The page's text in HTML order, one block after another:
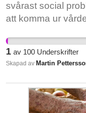
svårast social
att komma ur
och missbruk. Det
ungdomar ska få
en upplevelse av
1 av 100 Underskrifter
Skapad av Martin